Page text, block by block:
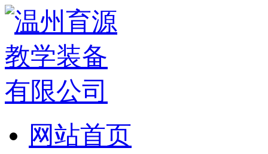
网站首页